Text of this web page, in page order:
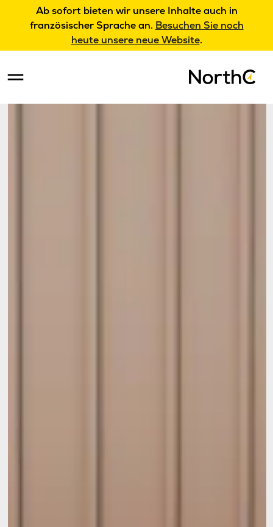
Ab sofort bieten wir unsere Inhalte auch in
französischer Sprache an. Besuchen Sie noch
heute unsere neue Website.